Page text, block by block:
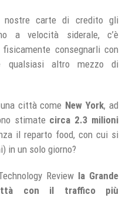
nostre carte di credito gli
a velocità siderale, c’è
consegnarli con
qualsiasi altro mezzo di
città come New York, ad
stimate circa 2.3 milioni
il reparto food, con cui si
in un solo giorno?
Review la Grande
con il traffico più